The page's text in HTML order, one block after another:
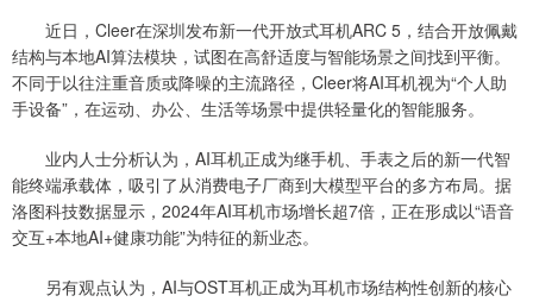
近日，Cleer在深圳发布新一代开放式耳机ARC 5，结合开放佩戴
结构与本地AI算法模块，试图在高舒适度与智能场景之间找到平衡。
不同于以往注重音质或降噪的主流路径，Cleer将AI耳机视为“个人助
手设备”，在运动、办公、生活等场景中提供轻量化的智能服务。
业内人士分析认为，AI耳机正成为继手机、手表之后的新一代智
能终端承载体，吸引了从消费电子厂商到大模型平台的多方布局。据
洛图科技数据显示，2024年AI耳机市场增长超7倍，正在形成以“语音
交互+本地AI+健康功能”为特征的新业态。
另有观点认为，AI与OST耳机正成为耳机市场结构性创新的核心